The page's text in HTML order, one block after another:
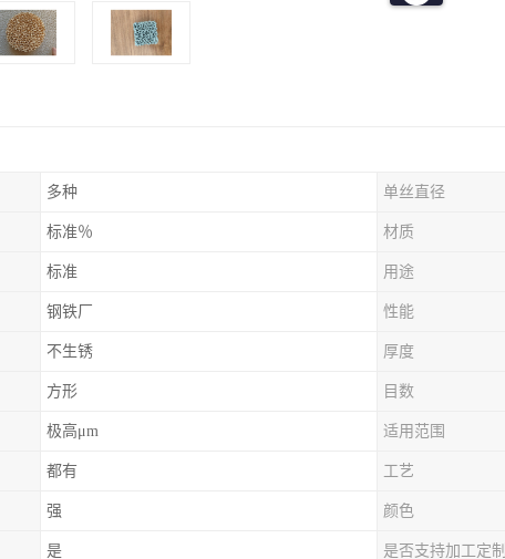
多种 单丝直径
标准％ 材质
标准 用途
钢铁厂 性能
不生锈 厚度
方形 目数
极高μm 适用范围
都有 工艺
强 颜色
是 是否支持加工定制